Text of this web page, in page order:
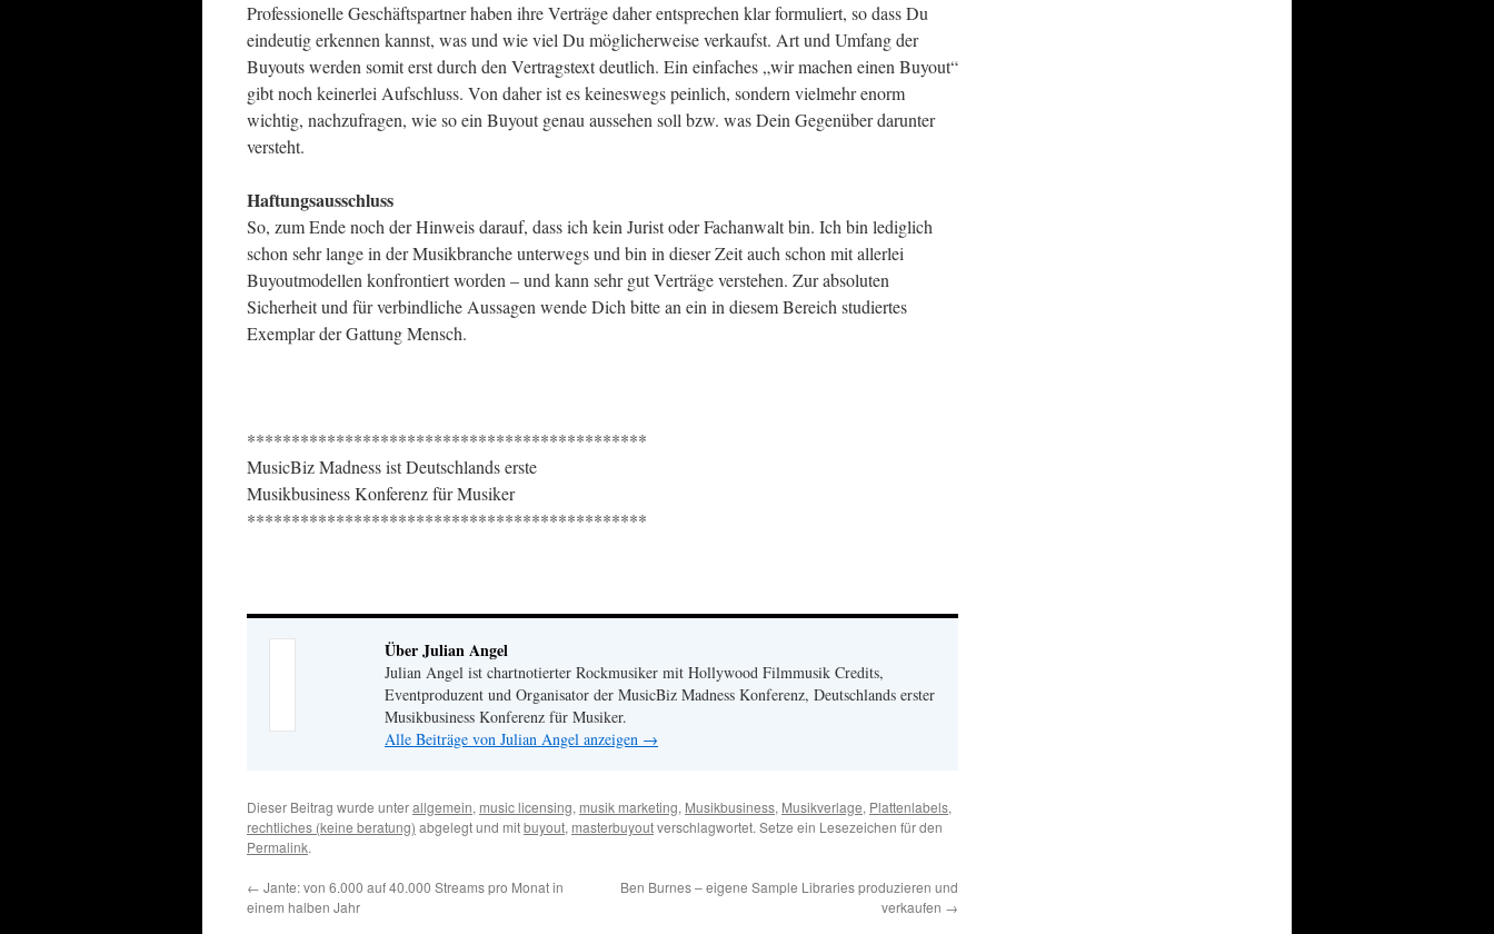
Professionelle Geschäftspartner haben ihre Verträge daher entsprechen klar formuliert, so dass Du
eindeutig erkennen kannst, was und wie viel Du möglicherweise verkaufst. Art und Umfang der
Buyouts werden somit erst durch den Vertragstext deutlich. Ein einfaches „wir machen einen Buyout“
gibt noch keinerlei Aufschluss. Von daher ist es keineswegs peinlich, sondern vielmehr enorm
wichtig, nachzufragen, wie so ein Buyout genau aussehen soll bzw. was Dein Gegenüber darunter
versteht.
Haftungsausschluss
So, zum Ende noch der Hinweis darauf, dass ich kein Jurist oder Fachanwalt bin. Ich bin lediglich
schon sehr lange in der Musikbranche unterwegs und bin in dieser Zeit auch schon mit allerlei
Buyoutmodellen konfrontiert worden – und kann sehr gut Verträge verstehen. Zur absoluten
Sicherheit und für verbindliche Aussagen wende Dich bitte an ein in diesem Bereich studiertes
Exemplar der Gattung Mensch.
*********************************************
MusicBiz Madness ist Deutschlands erste
Musikbusiness Konferenz für Musiker
*********************************************
Über Julian Angel
Julian Angel ist chartnotierter Rockmusiker mit Hollywood Filmmusik Credits,
Eventproduzent und Organisator der MusicBiz Madness Konferenz, Deutschlands erster
Musikbusiness Konferenz für Musiker.
Alle Beiträge von Julian Angel anzeigen →
Dieser Beitrag wurde unterallgemein, music licensing, musik marketing, Musikbusiness, Musikverlage, Plattenlabels,
rechtliches (keine beratung) abgelegt und mitbuyout, masterbuyoutverschlagwortet. Setze ein Lesezeichen für den
Permalink.
← Jante: von 6.000 auf 40.000 Streams pro Monat in
einem halben Jahr
Ben Burnes – eigene Sample Libraries produzieren und
verkaufen →